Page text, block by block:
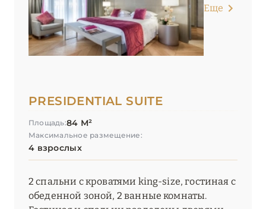
Еще
PRESIDENTIAL SUITE
Площадь:84 М²
Максимальное размещение:
4 взрослых
2 спальни с кроватями king-size, гостиная с
обеденной зоной, 2 ванные комнаты.